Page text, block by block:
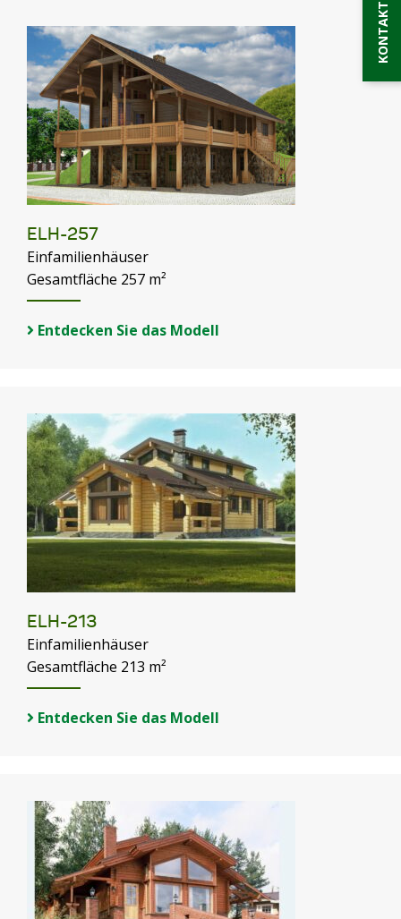
ELH-257
Einfamilienhäuser
Gesamtfläche 257 m²
Entdecken Sie das Modell
ELH-213
Einfamilienhäuser
Gesamtfläche 213 m²
Entdecken Sie das Modell
KONTAKT